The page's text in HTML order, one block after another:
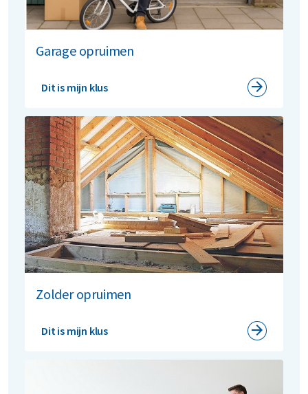
Garage opruimen
Dit is mijn klus
Zolder opruimen
Dit is mijn klus